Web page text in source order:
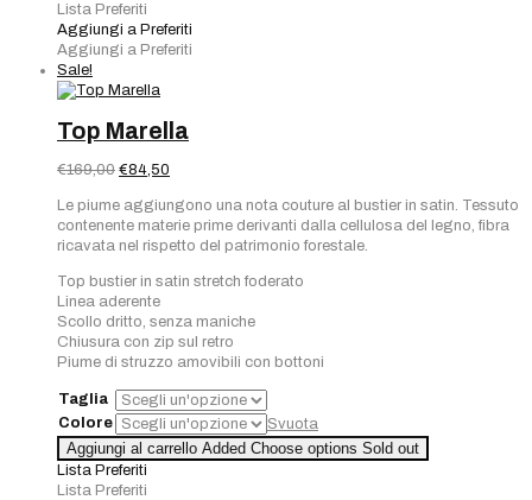
Lista Preferiti
Aggiungi a Preferiti
Aggiungi a Preferiti
Sale!
Top Marella
€169,00 Il
originale
era:
€169,00.
€84,50
attuale
è:
€84,50.
Le piume aggiungono una nota couture al bustier in satin. Tessuto
contenente materie prime derivanti dalla cellulosa del legno, fibra
ricavata nel rispetto del patrimonio forestale.
Top bustier in satin stretch foderato
Linea aderente
Scollo dritto, senza maniche
Chiusura con zip sul retro
Piume di struzzo amovibili con bottoni
Taglia
Colore
Svuota
Aggiungi al carrello Added Choose options Sold out
Lista Preferiti
Lista Preferiti